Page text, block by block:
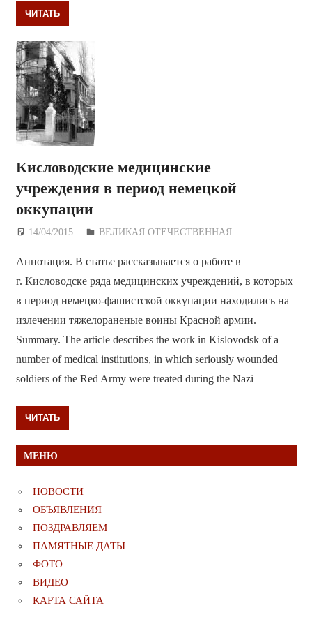
ЧИТАТЬ
Кисловодские медицинские
учреждения в период немецкой
оккупации
14/04/2015 Дежурный по Редакции
ВЕЛИКАЯ ОТЕЧЕСТВЕННАЯ
Аннотация. В статье рассказывается о работе в
г. Кисловодске ряда медицинских учреждений, в которых
в период немецко-фашистской оккупации находились на
излечении тяжелораненые воины Красной армии.
Summary. The article describes the work in Kislovodsk of a
number of medical institutions, in which seriously wounded
soldiers of the Red Army were treated during the Nazi
ЧИТАТЬ
МЕНЮ
НОВОСТИ
ОБЪЯВЛЕНИЯ
ПОЗДРАВЛЯЕМ
ПАМЯТНЫЕ ДАТЫ
ФОТО
ВИДЕО
КАРТА САЙТА